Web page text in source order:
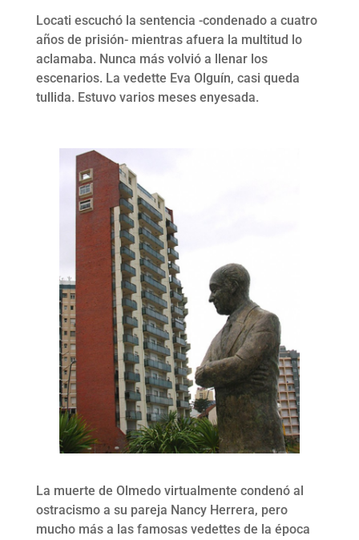
Locati escuchó la sentencia -condenado a cuatro
años de prisión- mientras afuera la multitud lo
aclamaba. Nunca más volvió a llenar los
escenarios. La vedette Eva Olguín, casi queda
tullida. Estuvo varios meses enyesada.
La muerte de Olmedo virtualmente condenó al
ostracismo a su pareja Nancy Herrera, pero
mucho más a las famosas vedettes de la época